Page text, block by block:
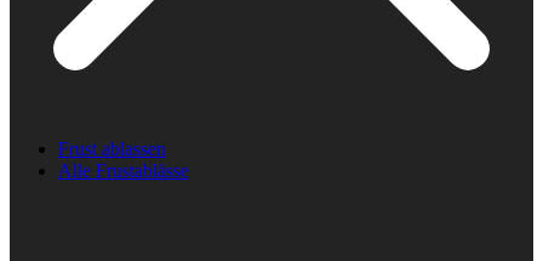
Frust ablassen
Alle Frustablässe